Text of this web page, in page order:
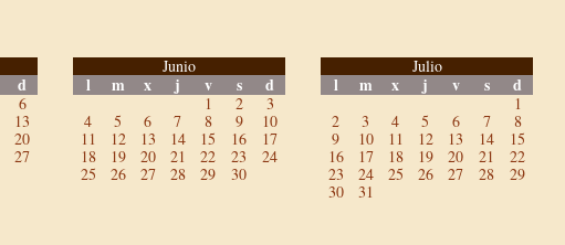
d
6
13
20
27
Junio
l m x j v s d
1 2
3
4
5 6 7 8 9
10
11
12 13 14 15 16
17
18
19 20 21 22 23
24
25
26 27 28 29 30
Julio
l m x j v s d
1
2
3 4 5 6 7
8
9
10 11 12 13 14
15
16
17 18 19 20 21
22
23
24 25 26 27 28
29
30
31